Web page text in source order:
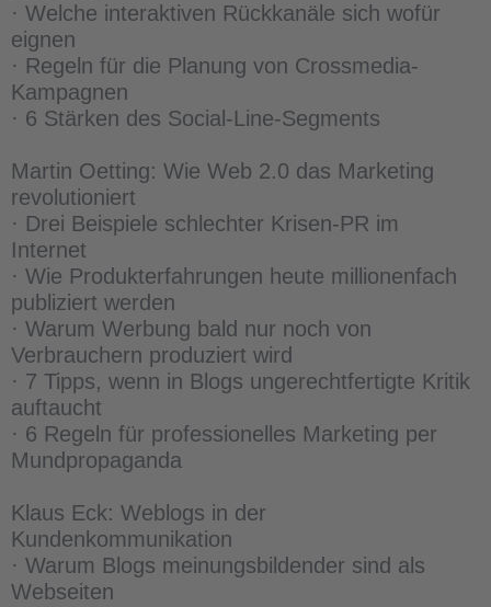
· Welche interaktiven Rückkanäle sich wofür
eignen
· Regeln für die Planung von Crossmedia-
Kampagnen
· 6 Stärken des Social-Line-Segments
Martin Oetting: Wie Web 2.0 das Marketing
revolutioniert
· Drei Beispiele schlechter Krisen-PR im
Internet
· Wie Produkterfahrungen heute millionenfach
publiziert werden
· Warum Werbung bald nur noch von
Verbrauchern produziert wird
· 7 Tipps, wenn in Blogs ungerechtfertigte Kritik
auftaucht
· 6 Regeln für professionelles Marketing per
Mundpropaganda
Klaus Eck: Weblogs in der
Kundenkommunikation
· Warum Blogs meinungsbildender sind als
Webseiten